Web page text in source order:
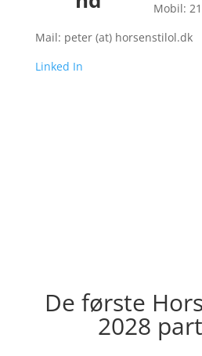
Mobil:
Mail: peter (at) horsenstilol.dk
Linked In
De første
2028